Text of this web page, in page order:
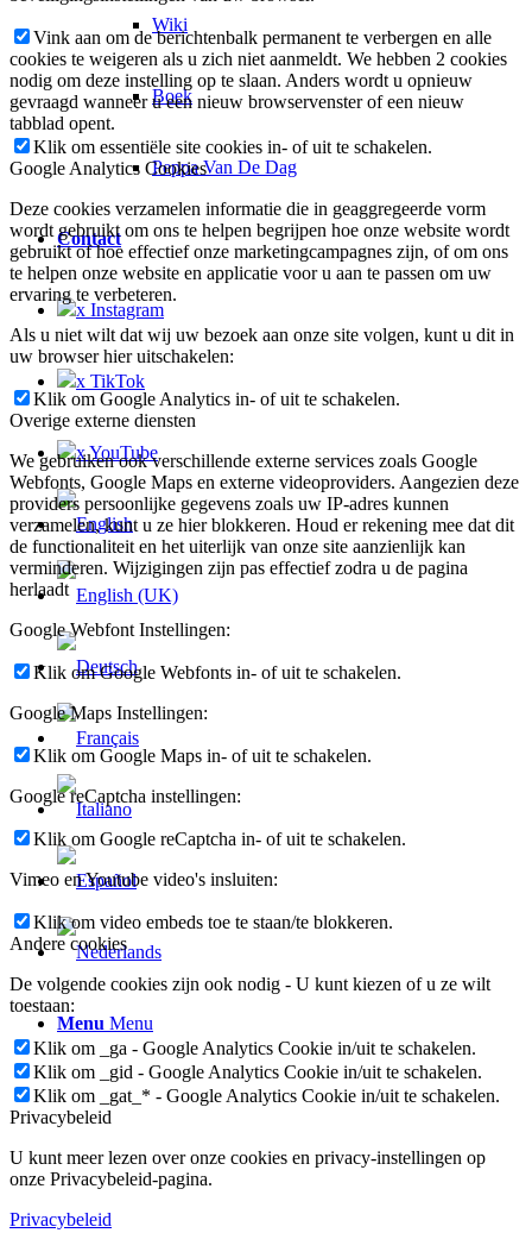
Wiki
Boek
Peppa Van De Dag
Contact
x Instagram
x TikTok
x YouTube
Menu Menu
Vink aan om de berichtenbalk permanent te verbergen en alle
cookies te weigeren als u zich niet aanmeldt. We hebben 2 cookies
nodig om deze instelling op te slaan. Anders wordt u opnieuw
gevraagd wanneer u een nieuw browservenster of een nieuw
tabblad opent.
Klik om essentiële site cookies in- of uit te schakelen.
Google Analytics Cookies
Deze cookies verzamelen informatie die in geaggregeerde vorm
wordt gebruikt om ons te helpen begrijpen hoe onze website wordt
gebruikt of hoe effectief onze marketingcampagnes zijn, of om ons
te helpen onze website en applicatie voor u aan te passen om uw
ervaring te verbeteren.
Als u niet wilt dat wij uw bezoek aan onze site volgen, kunt u dit in
uw browser hier uitschakelen:
Klik om Google Analytics in- of uit te schakelen.
Overige externe diensten
We gebruiken ook verschillende externe services zoals Google
Webfonts, Google Maps en externe videoproviders. Aangezien deze
providers persoonlijke gegevens zoals uw IP-adres kunnen
verzamelen, kunt u ze hier blokkeren. Houd er rekening mee dat dit
de functionaliteit en het uiterlijk van onze site aanzienlijk kan
verminderen. Wijzigingen zijn pas effectief zodra u de pagina
herlaadt
Google Webfont Instellingen:
Klik om Google Webfonts in- of uit te schakelen.
Google Maps Instellingen:
Klik om Google Maps in- of uit te schakelen.
Google reCaptcha instellingen:
Klik om Google reCaptcha in- of uit te schakelen.
Vimeo en Youtube video's insluiten:
Klik om video embeds toe te staan/te blokkeren.
Andere cookies
De volgende cookies zijn ook nodig - U kunt kiezen of u ze wilt
toestaan:
Klik om _ga - Google Analytics Cookie in/uit te schakelen.
Klik om _gid - Google Analytics Cookie in/uit te schakelen.
Klik om _gat_* - Google Analytics Cookie in/uit te schakelen.
Privacybeleid
U kunt meer lezen over onze cookies en privacy-instellingen op
onze Privacybeleid-pagina.
Privacybeleid